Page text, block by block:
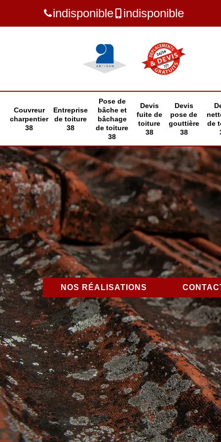
indisponible indisponible
Couvreur
charpentier
38
Entreprise
de toiture
38
Pose de
bâche et
bâchage
de toiture
38
Devis
fuite de
toiture
38
Devis
pose de
gouttière
38
de
NOS RÉALISATIONS